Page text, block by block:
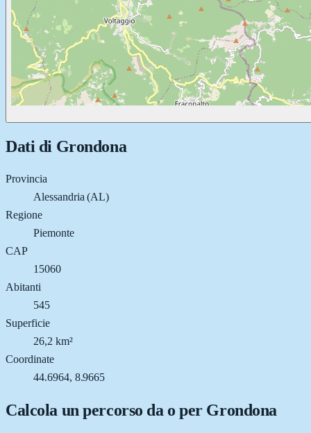
Dati di Grondona
Provincia
Alessandria (AL)
Regione
Piemonte
CAP
15060
Abitanti
545
Superficie
26,2 km²
Coordinate
44.6964, 8.9665
Calcola un percorso da o per Grondona